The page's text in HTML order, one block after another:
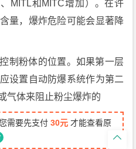
MITL和MITC增加）。在许
量，爆炸危险可能会显著降
制粉体的位置。如果第一层
设置自动防爆系统作为第二
气体来阻止粉尘爆炸的
需要先支付30元 才能查看原
